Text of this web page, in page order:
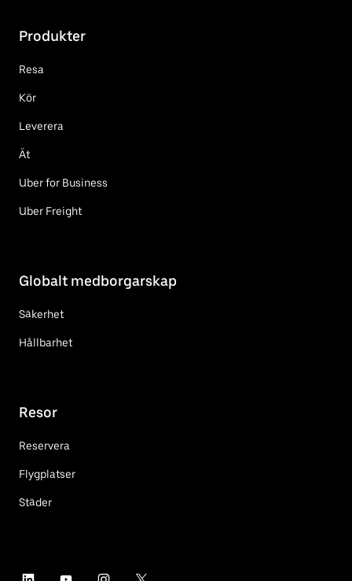
Produkter
Resa
Kör
Leverera
Ät
Uber for Business
Uber Freight
Globalt medborgarskap
Säkerhet
Hållbarhet
Resor
Reservera
Flygplatser
Städer